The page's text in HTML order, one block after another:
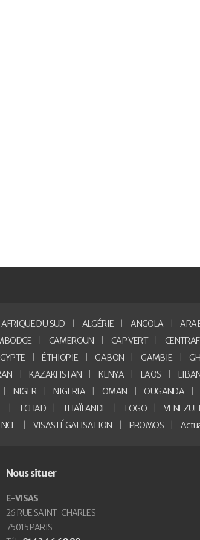
AFRIQUE DU SUD ALGÉRIE ANGOLA
CAMEROUN CAP VERT
ÉTHIOPIE GABON GAMBIE
KAZAKHSTAN KENYA LAOS
NIGER NIGERIA OMAN OUGANDA
TCHAD THAÏLANDE TOGO
VISAS LÉGALISATION PROMOS
Nous situer
E-VISAS
26 RUE SAINT-CHARLES
75015 PARIS